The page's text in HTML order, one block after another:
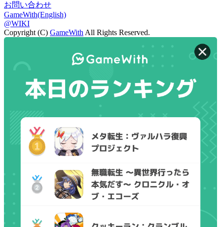
お問い合わせ
GameWith(English)
@WIKI
Copyright (C) GameWith All Rights Reserved.